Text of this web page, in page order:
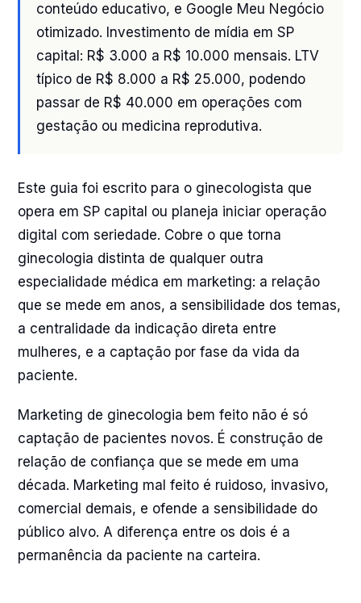
conteúdo educativo, e Google Meu Negócio
otimizado. Investimento de mídia em SP
capital: R$ 3.000 a R$ 10.000 mensais. LTV
típico de R$ 8.000 a R$ 25.000, podendo
passar de R$ 40.000 em operações com
gestação ou medicina reprodutiva.
Este guia foi escrito para o ginecologista que
opera em SP capital ou planeja iniciar operação
digital com seriedade. Cobre o que torna
ginecologia distinta de qualquer outra
especialidade médica em marketing: a relação
que se mede em anos, a sensibilidade dos temas,
a centralidade da indicação direta entre
mulheres, e a captação por fase da vida da
paciente.
Marketing de ginecologia bem feito não é só
captação de pacientes novos. É construção de
relação de confiança que se mede em uma
década. Marketing mal feito é ruidoso, invasivo,
comercial demais, e ofende a sensibilidade do
público alvo. A diferença entre os dois é a
permanência da paciente na carteira.